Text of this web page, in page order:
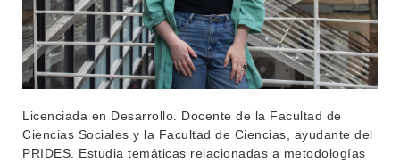
INSTITUCIONAL
Licenciada en Desarrollo. Docente de la Facultad de
Ciencias Sociales y la Facultad de Ciencias, ayudante del
PRIDES. Estudia temáticas relacionadas a metodologías